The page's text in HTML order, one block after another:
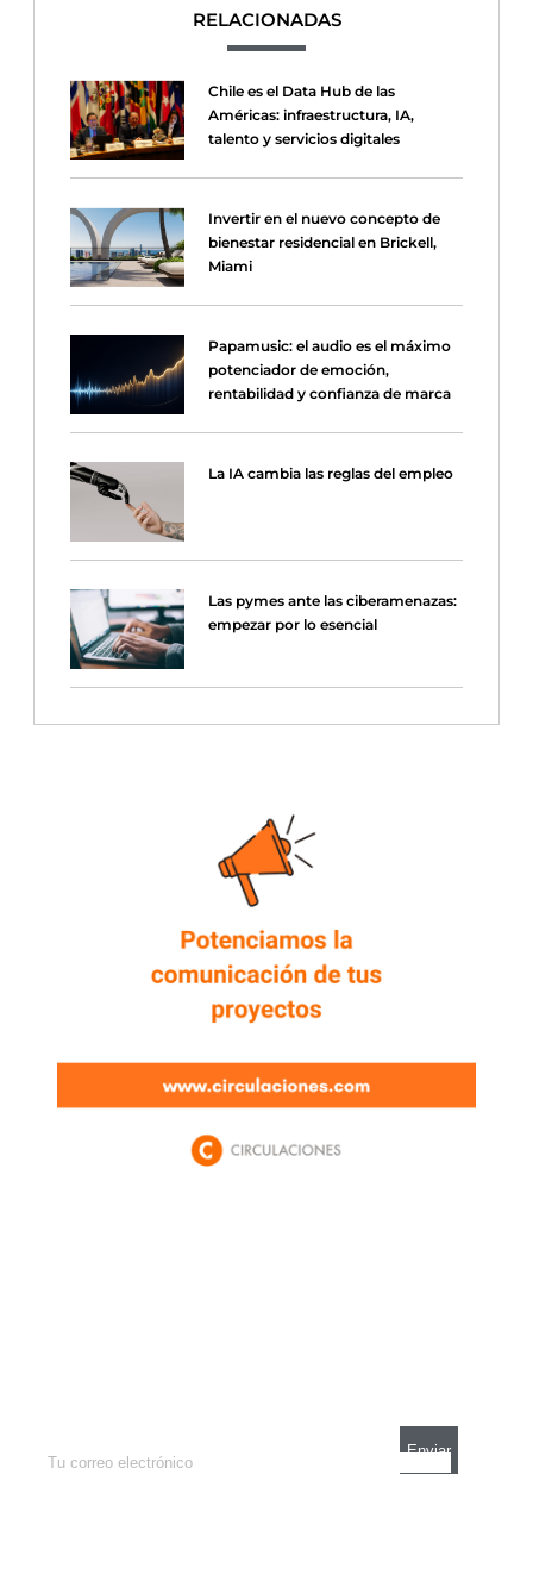
RELACIONADAS
Chile es el Data Hub de las
Américas: infraestructura, IA,
talento y servicios digitales
Invertir en el nuevo concepto de
bienestar residencial en Brickell,
Miami
Papamusic: el audio es el máximo
potenciador de emoción,
rentabilidad y confianza de marca
La IA cambia las reglas del empleo
Las pymes ante las ciberamenazas:
empezar por lo esencial